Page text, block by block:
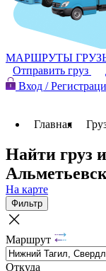
МАРШРУТЫ
Отправить груз
Вход /
Главная
Найти груз
Альметьевск
На карте
Фильтр
Маршрут
Откуда